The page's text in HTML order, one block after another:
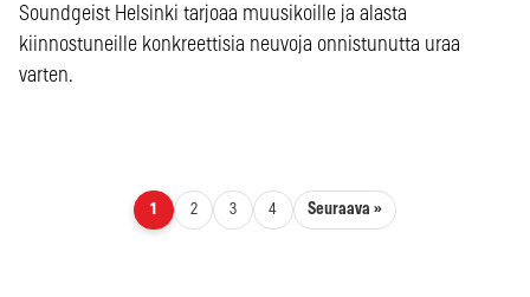
Soundgeist Helsinki tarjoaa muusikoille ja alasta
kiinnostuneille konkreettisia neuvoja onnistunutta uraa
varten.
Artikkelien sivutus
1 2 3 4 Seuraava »